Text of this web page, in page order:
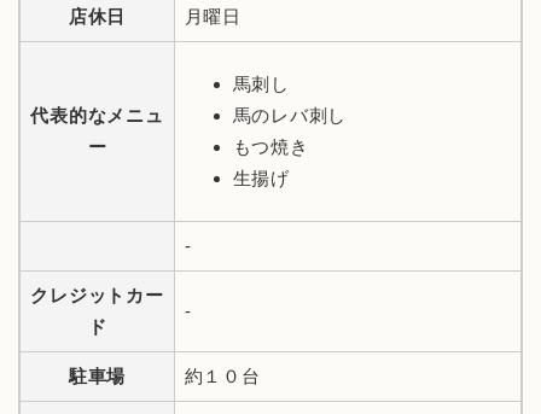
店休日 月曜日
代表的なメニュ
ー
馬刺し
馬のレバ刺し
もつ焼き
生揚げ
-
クレジットカー
ド
-
駐車場 約１０台